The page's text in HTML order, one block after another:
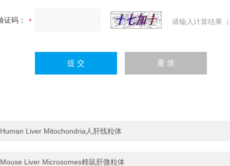
证码： 请输入计算结果
Human Liver Mitochondria人肝线粒体
Mouse Liver Microsomes棉鼠肝微粒体